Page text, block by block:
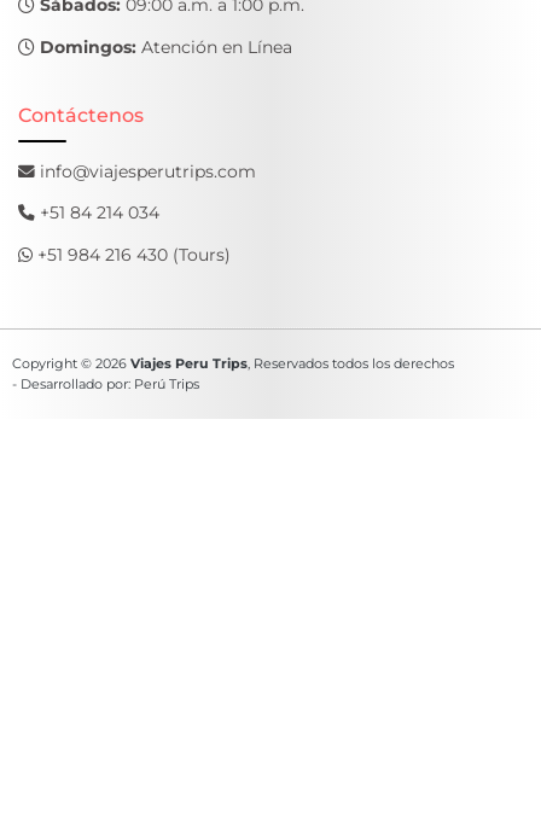
Sábados: 09:00 a.m. a 1:00 p.m.
Domingos: Atención en Línea
Contáctenos
info@viajesperutrips.com
+51 84 214 034
+51 984 216 430 (Tours)
Copyright © 2026 Viajes Peru Trips , Reservados todos los derechos
- Desarrollado por: Perú Trips